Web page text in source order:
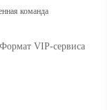
команда
VIP-сервиса